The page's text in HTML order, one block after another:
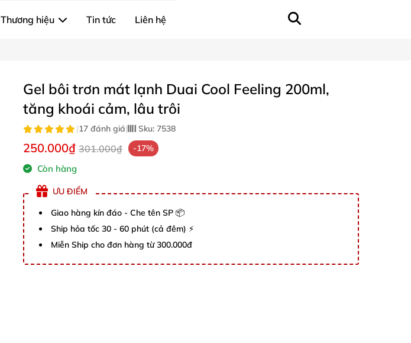
Thương hiệu Tin tức Liên hệ
Gel bôi trơn mát lạnh Duai Cool Feeling 200ml,
tăng khoái cảm, lâu trôi
|17 đánh giá| Sku: 7538
250.000₫ 301.000₫ -17%
Còn hàng
ƯU ĐIỂM
Giao hàng kín đáo - Che tên SP 📦
Ship hỏa tốc 30 - 60 phút (cả đêm) ⚡
Miễn Ship cho đơn hàng từ 300.000đ